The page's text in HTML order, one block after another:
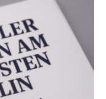
e.V.
auf den
Ein
der Befragten ist
Jahren eine
nur ein Drittel hat